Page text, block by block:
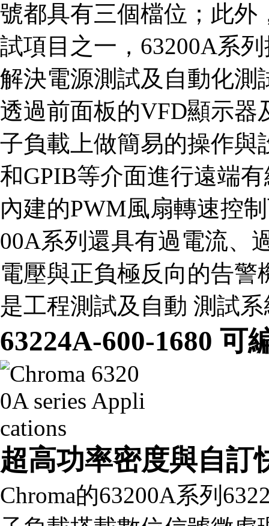
號都具有三個檔位；此外
試項目之一，63200A系
解決電源測試及自動化測
透過前面板的VFD顯示器
子負載上做簡易的操作與
和GPIB等介面進行遠端
內建的PWM風扇轉速控
00A系列還具有過電流、
電壓與正負極反向的告
是工程測試及自動 測試
63224A-600-1680 可
超高功率密度與自訂
Chroma的63200A系列